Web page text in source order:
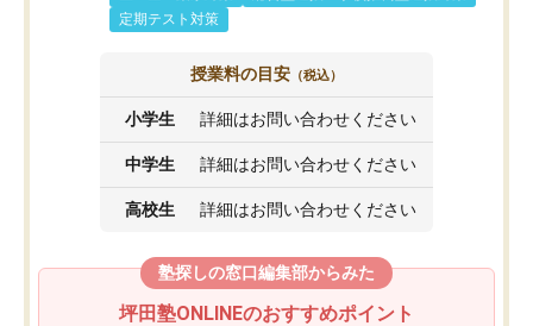
定期テスト対策
授業料の目安 （税込）
小学生 詳細はお問い合わせください
中学生 詳細はお問い合わせください
高校生 詳細はお問い合わせください
塾探しの窓口編集部からみた
坪田塾ONLINEのおすすめポイント